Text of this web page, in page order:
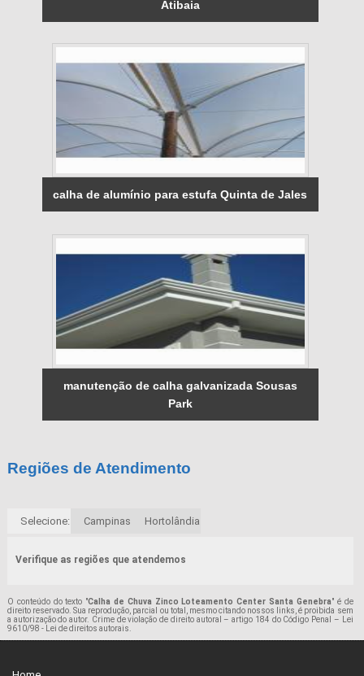
Atibaia
calha de alumínio para estufa Quinta de Jales
manutenção de calha galvanizada Sousas
Park
Regiões de Atendimento
Selecione: Campinas Hortolândia
Verifique as regiões que atendemos
O conteúdo do texto "Calha de Chuva Zinco Loteamento Center Santa Genebra" é de
direito reservado. Sua reprodução, parcial ou total, mesmo citando nossos links, é proibida sem
a autorização do autor. Crime de violação de direito autoral – artigo 184 do Código Penal –
Lei
9610/98 - Lei de direitos autorais